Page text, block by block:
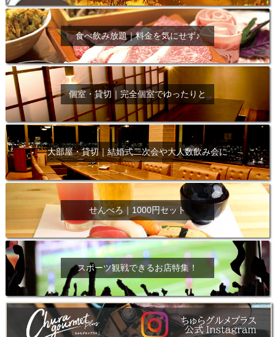
食べ飲み放題｜料金を気にせず♪
個室・貸切｜完全個室でゆったりと
大部屋・貸切｜結婚式二次会や大人数飲み会に
せんべろ｜1000円セット
スポーツ観戦できるお店特集！